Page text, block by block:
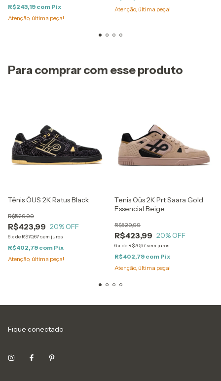
R$243,19 com Pix
Atenção, última peça!
Atenção, última peça!
Para comprar com esse produto
Tênis ÖUS 2K Ratus Black
R$423,99
R$529,99
20% OFF
6x de R$70,67 sem juros
R$402,79 com Pix
Atenção, última peça!
Tenis Oüs 2K Prt Saara Gold
Essencial Beige
R$423,99
R$529,99
20% OFF
6x de R$70,67 sem juros
R$402,79 com Pix
Atenção, última peça!
Fique conectado